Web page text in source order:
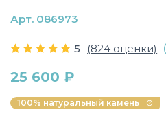
5 (824 оценки)
25 600 ₽
100% натуральный камень
Арт. 086973